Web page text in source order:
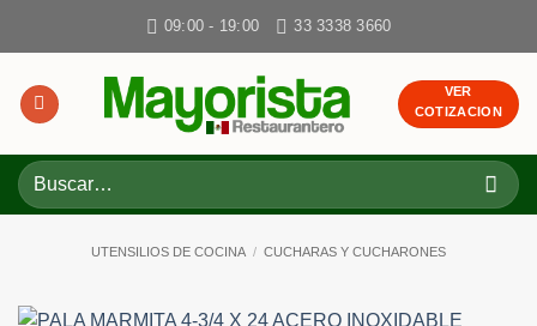
09:00 - 19:00 33 3338 3660
VER
COTIZACION
Buscar
por:
UTENSILIOS DE COCINA / CUCHARAS Y CUCHARONES